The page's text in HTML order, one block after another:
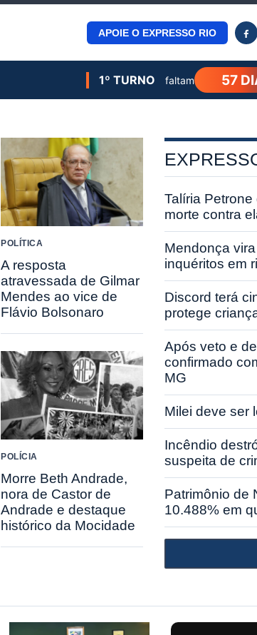
APOIE O EXPRESSO RIO
1º TURNO faltam 57
POLÍTICA
A resposta
atravessada de Gilmar
Mendes ao vice de
Flávio Bolsonaro
POLÍCIA
Morre Beth Andrade,
nora de Castor de
Andrade e destaque
histórico da Mocidade
Talíria
morte contra
Mendonça
inquéritos em
Discord terá
protege
Após veto e
confirmado
MG
Milei deve ser
Incêndio
suspeita de
Patrimônio de
10.488% em